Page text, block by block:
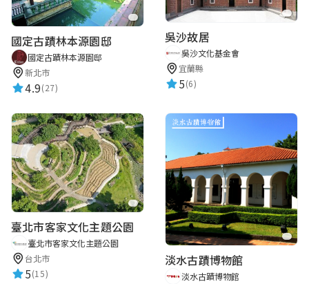
國定古蹟林本源園邸
國定古蹟林本源園邸
新北市
4.9(27)
吳沙故居
吳沙文化基金會
宜蘭縣
5(6)
臺北市客家文化主題公園
臺北市客家文化主題公園
台北市
5(15)
淡水古蹟博物館
淡水古蹟博物館